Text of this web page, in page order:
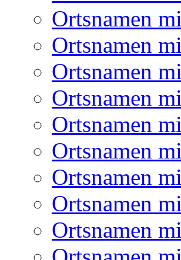
Ortsnamen
Ortsnamen
Ortsnamen
Ortsnamen
Ortsnamen
Ortsnamen
Ortsnamen
Ortsnamen
Ortsnamen